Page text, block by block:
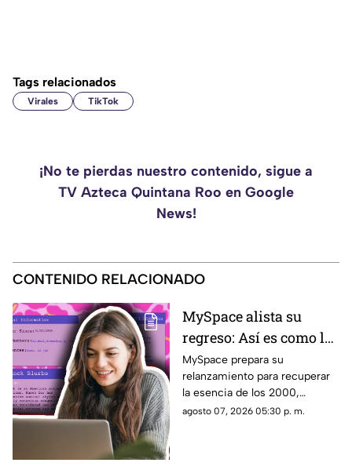
Tags relacionados
Virales TikTok
¡No te pierdas nuestro contenido, sigue a
TV Azteca Quintana Roo en Google
News!
CONTENIDO RELACIONADO
MySpace alista su
regreso: Así es como la
icónica red social
busca volver y revivir
la esencia de los años
2000
MySpace prepara su
relanzamiento para recuperar
la esencia de los 2000,
conectando a músicos y
agosto 07, 2026 05:30 p. m.